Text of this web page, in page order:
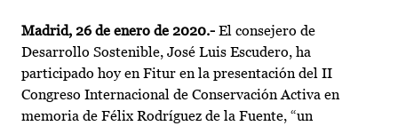
Madrid, 26 de enero de 2020.- El consejero de
Desarrollo Sostenible, José Luis Escudero, ha
participado hoy en Fitur en la presentación del II
Congreso Internacional de Conservación Activa en
memoria de Félix Rodríguez de la Fuente, “un